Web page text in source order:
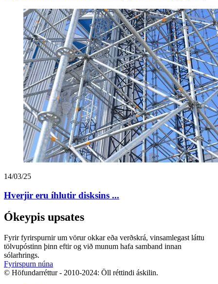
14/03/25
Hverjir eru íhlutir disksins ...
Ókeypis upsates
Fyrir fyrirspurnir um vörur okkar eða verðskrá, vinsamlegast láttu
tölvupóstinn þinn eftir og við munum hafa samband innan
sólarhrings.
Fyrirspurn núna
© Höfundarréttur - 2010-2024: Öll réttindi áskilin.